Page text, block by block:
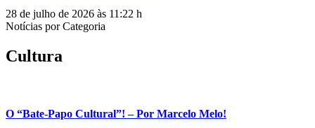
28 de julho de 2026 às 11:22 h
Notícias por Categoria
Cultura
O “Bate-Papo Cultural”! – Por Marcelo Melo!